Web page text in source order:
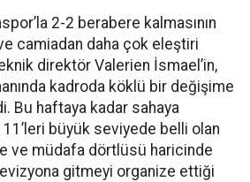
2-2 berabere kalmasının
camiadan daha çok eleştiri
direktör Valerien İsmael’in,
kadroda köklü bir değişime
Bu haftaya kadar sahaya
büyük seviyede belli olan
ve müdafa dörtlüsü haricinde
gitmeyi organize ettiği